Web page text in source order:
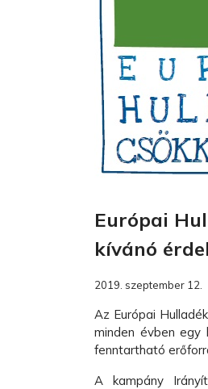
Európai
kívánó
2019. szeptember 12.
Az Európai
minden évben egy
fenntartható
A kampány